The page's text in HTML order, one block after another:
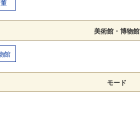
美術館・博物館
館
モード